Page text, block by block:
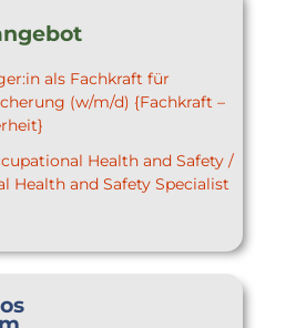
als Fachkraft für
(w/m/d) {Fachkraft –
Health and Safety /
Health and Safety Specialist